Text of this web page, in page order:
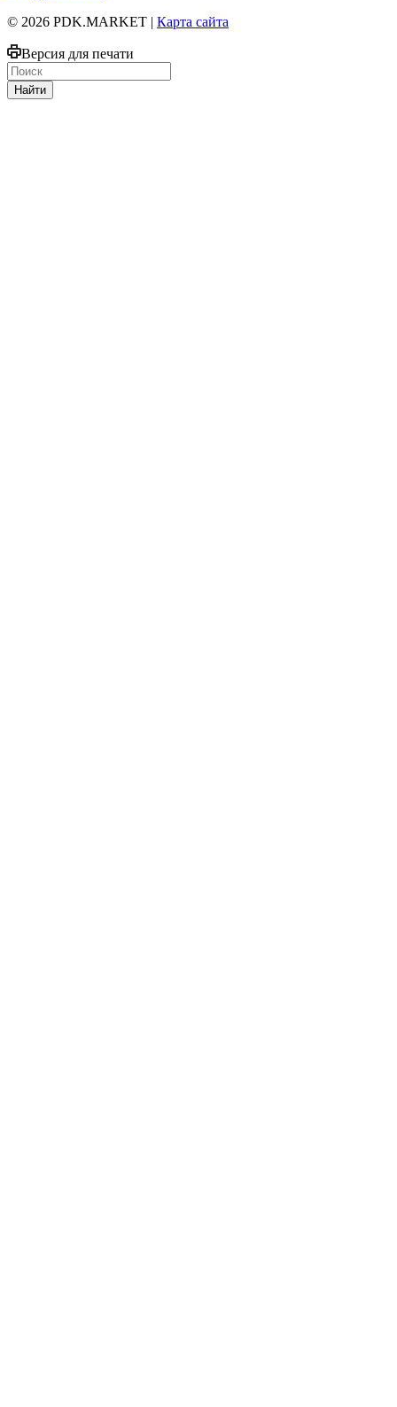
© 2026 PDK.MARKET | Карта сайта
Версия для печати
Найти